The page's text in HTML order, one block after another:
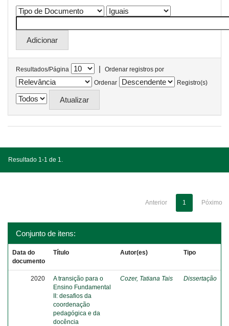
Resultados/Página |
Ordenar registros por
Ordenar
Registro(s)
Resultado 1-1 de 1.
Anterior 1 Póximo
Conjunto de itens:
Data do
documento
Título Autor(es) Tipo
2020
A transição para o
Ensino Fundamental
II: desafios da
coordenação
pedagógica e da
docência
Cozer, Tatiana Tais Dissertação